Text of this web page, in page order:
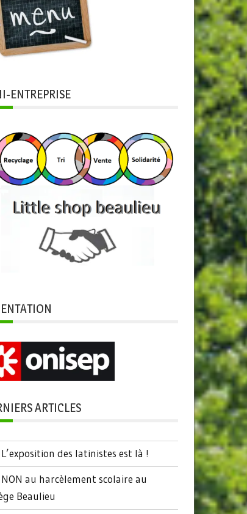
ENTREPRISE
ARTICLES
L’exposition des latinistes est là !
NON au harcèlement scolaire au
Beaulieu